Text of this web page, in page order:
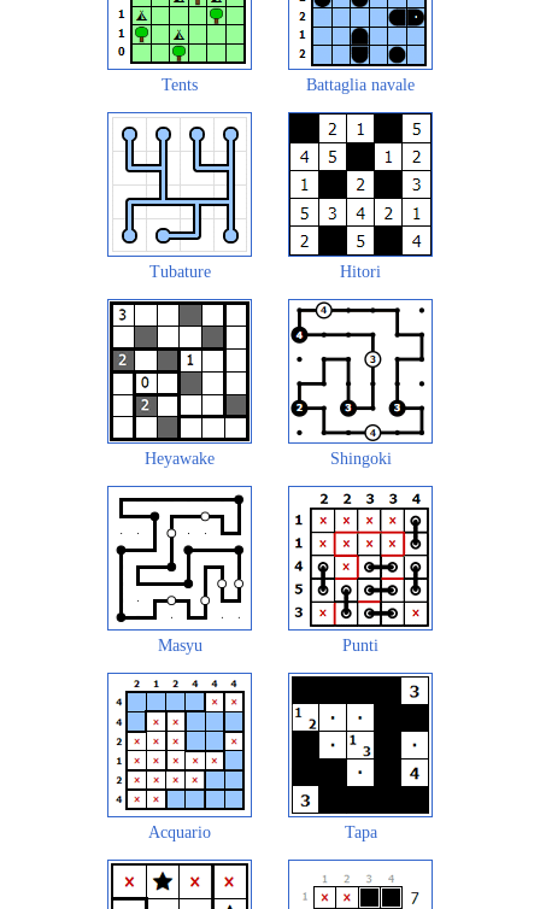
Tents Battaglia navale
Tubature Hitori
Heyawake Shingoki
Masyu Punti
Acquario Tapa